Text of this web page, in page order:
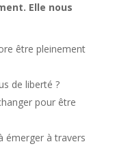
Elle nous
être pleinement
de liberté ?
pour être
émerger à travers